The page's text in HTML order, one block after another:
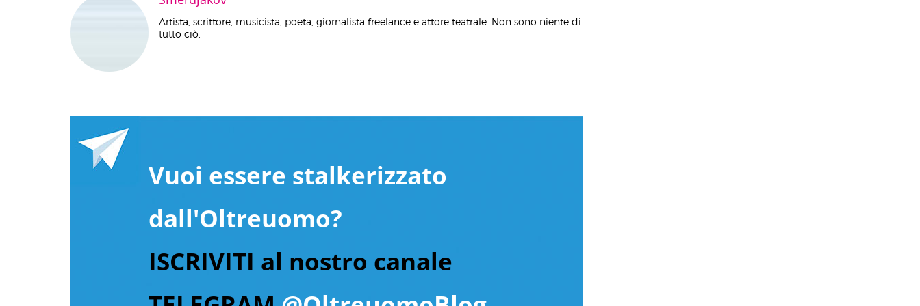
Artista, scrittore, musicista, poeta, giornalista freelance e attore teatrale. Non sono niente di
tutto ciò.
Vuoi essere stalkerizzato
dall'Oltreuomo?
ISCRIVITI al nostro canale